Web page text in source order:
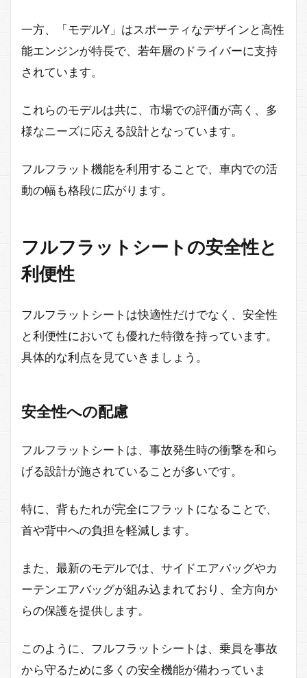
一方、「モデルY」はスポーティなデザインと高性
能エンジンが特長で、若年層のドライバーに支持
されています。
これらのモデルは共に、市場での評価が高く、多
様なニーズに応える設計となっています。
フルフラット機能を利用することで、車内での活
動の幅も格段に広がります。
フルフラットシートの安全性と
利便性
フルフラットシートは快適性だけでなく、安全性
と利便性においても優れた特徴を持っています。
具体的な利点を見ていきましょう。
安全性への配慮
フルフラットシートは、事故発生時の衝撃を和ら
げる設計が施されていることが多いです。
特に、背もたれが完全にフラットになることで、
首や背中への負担を軽減します。
また、最新のモデルでは、サイドエアバッグやカ
ーテンエアバッグが組み込まれており、全方向か
らの保護を提供します。
このように、フルフラットシートは、乗員を事故
から守るために多くの安全機能が備わっていま